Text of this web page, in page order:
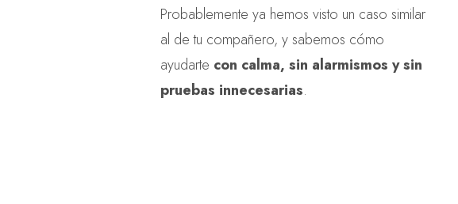
Probablemente ya hemos visto un caso similar
al de tu compañero, y sabemos cómo
ayudarte con calma, sin alarmismos y sin
pruebas innecesarias.